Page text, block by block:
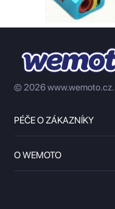
© 2026 www.wemoto.cz.
PÉČE O ZÁKAZNÍKY
O WEMOTO